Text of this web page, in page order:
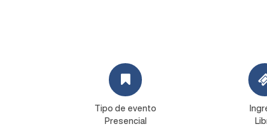
Tipo de evento
Presencial